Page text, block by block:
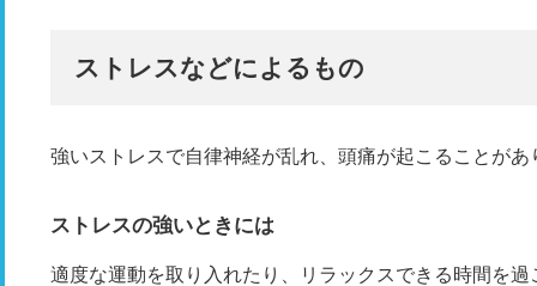
ストレスなどによるもの
強いストレスで自律神経が乱れ、頭痛が起こることがあ
ストレスの強いときには
適度な運動を取り入れたり、リラックスできる時間を